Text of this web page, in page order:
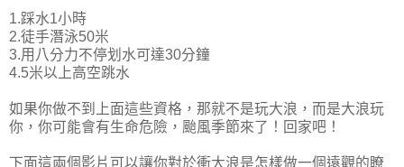
1.踩水1小時
2.徒手潛泳50米
3.用八分力不停划水可達30分鐘
4.5米以上高空跳水
如果你做不到上面這些資格，那就不是玩大浪，而是大浪玩
你，你可能會有生命危險，颱風季節來了！回家吧！
下面這兩個影片可以讓你對於衝大浪是怎樣做一個遠觀的瞭